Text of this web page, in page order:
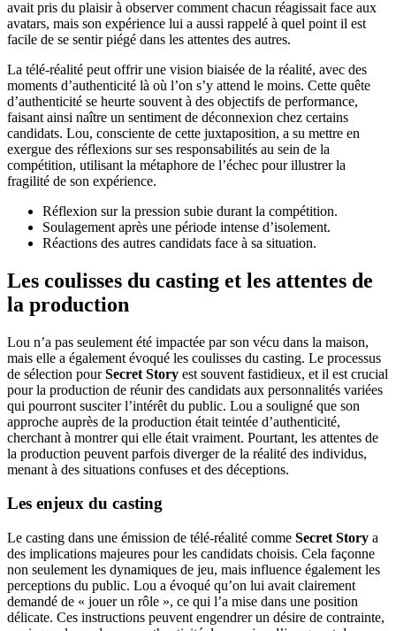
avait pris du plaisir à observer comment chacun réagissait face aux
avatars, mais son expérience lui a aussi rappelé à quel point il est
facile de se sentir piégé dans les attentes des autres.
La télé-réalité peut offrir une vision biaisée de la réalité, avec des
moments d’authenticité là où l’on s’y attend le moins. Cette quête
d’authenticité se heurte souvent à des objectifs de performance,
faisant ainsi naître un sentiment de déconnexion chez certains
candidats. Lou, consciente de cette juxtaposition, a su mettre en
exergue des réflexions sur ses responsabilités au sein de la
compétition, utilisant la métaphore de l’échec pour illustrer la
fragilité de son expérience.
Réflexion sur la pression subie durant la compétition.
Soulagement après une période intense d’isolement.
Réactions des autres candidats face à sa situation.
Les coulisses du casting et les attentes de
la production
Lou n’a pas seulement été impactée par son vécu dans la maison,
mais elle a également évoqué les coulisses du casting. Le processus
de sélection pourSecret Story est souvent fastidieux, et il est crucial
pour la production de réunir des candidats aux personnalités variées
qui pourront susciter l’intérêt du public. Lou a souligné que son
approche auprès de la production était teintée d’authenticité,
cherchant à montrer qui elle était vraiment. Pourtant, les attentes de
la production peuvent parfois diverger de la réalité des individus,
menant à des situations confuses et des déceptions.
Les enjeux du casting
Le casting dans une émission de télé-réalité comme Secret Story a
des implications majeures pour les candidats choisis. Cela façonne
non seulement les dynamiques de jeu, mais influence également les
perceptions du public. Lou a évoqué qu’on lui avait clairement
demandé de « jouer un rôle », ce qui l’a mise dans une position
délicate. Ces instructions peuvent engendrer un désire de contrainte,